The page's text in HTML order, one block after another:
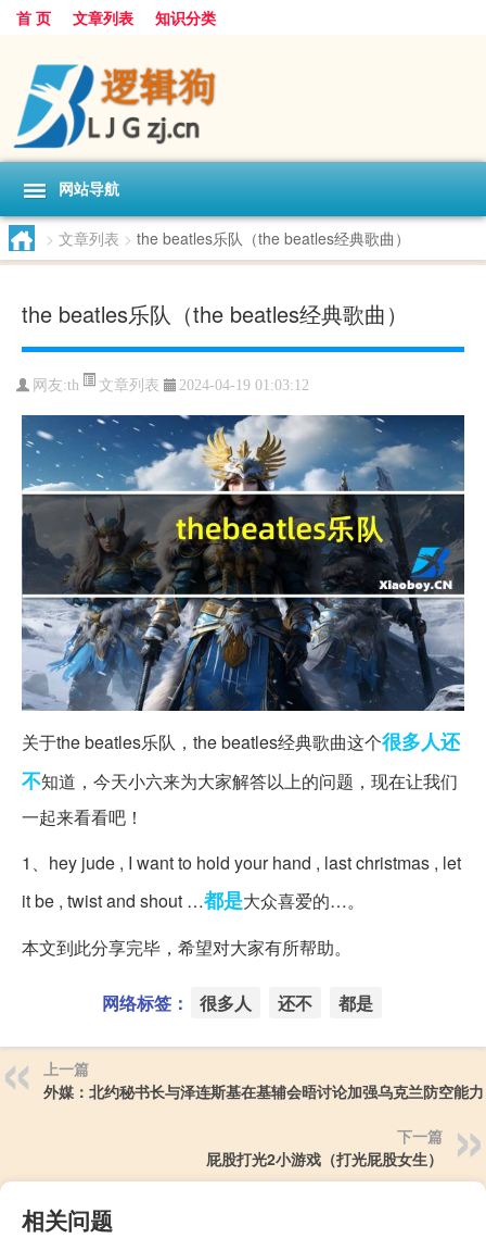
首 页 文章列表 知识分类
网站导航
> 文章列表 > the beatles乐队（the beatles经典歌曲）
the beatles乐队（the beatles经典歌曲）
网友:th 文章列表 2024-04-19 01:03:12
关于the beatles乐队，the beatles经典歌曲这个很多人还
不知道，今天小六来为大家解答以上的问题，现在让我们
一起来看看吧！
1、hey jude , I want to hold your hand , last christmas , let
it be , twist and shout …都是大众喜爱的…。
本文到此分享完毕，希望对大家有所帮助。
网络标签： 很多人 还不 都是
上一篇
外媒：北约秘书长与泽连斯基在基辅会晤讨论加强乌克兰防空能力
下一篇
屁股打光2小游戏（打光屁股女生）
相关问题